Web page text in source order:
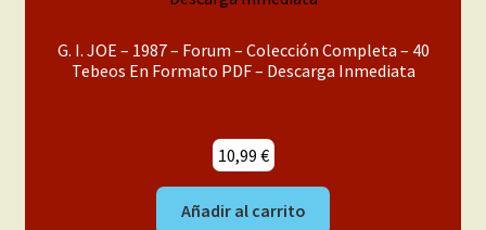
G. I. JOE – 1987 – Forum – Colección Completa – 40
Tebeos En Formato PDF – Descarga Inmediata
10,99 €
Añadir al carrito